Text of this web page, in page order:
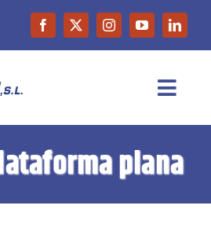
plana